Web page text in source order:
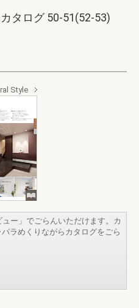
タログ 50-51(52-53)
Style
ー」でごらんいただけます。カ
ラめくりながらカタログをごら